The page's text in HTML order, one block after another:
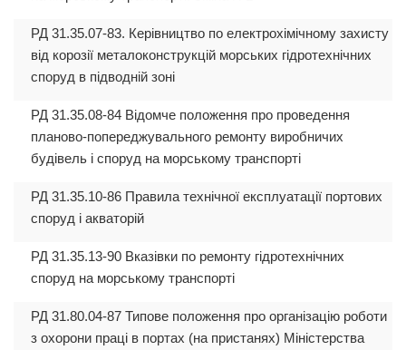
РД 31.35.07-83. Керівництво по електрохімічному захисту
від корозії металоконструкцій морських гідротехнічних
споруд в підводній зоні
РД 31.35.08-84 Відомче положення про проведення
планово-попереджувального ремонту виробничих
будівель і споруд на морському транспорті
РД 31.35.10-86 Правила технічної експлуатації портових
споруд і акваторій
РД 31.35.13-90 Вказівки по ремонту гідротехнічних
споруд на морському транспорті
РД 31.80.04-87 Типове положення про організацію роботи
з охорони праці в портах (на пристанях) Міністерства